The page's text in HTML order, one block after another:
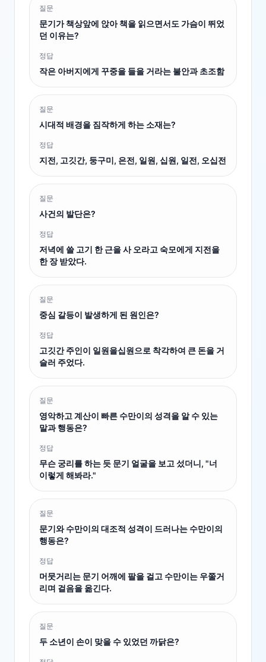
질문
문기가 책상앞에 앉아 책을 읽으면서도 가슴이 뛰었
던 이유는?
정답
작은 아버지에게 꾸중을 들을 거라는 불안과 초조함
질문
시대적 배경을 짐작하게 하는 소재는?
정답
지전, 고깃간, 둥구미, 은전, 일원, 십원, 일전, 오십전
질문
사건의 발단은?
정답
저녁에 쓸 고기 한 근을 사 오라고 숙모에게 지전을
한 장 받았다.
질문
중심 갈등이 발생하게 된 원인은?
정답
고깃간 주인이 일원을십원으로 착각하여 큰 돈을 거
슬러 주었다.
질문
영악하고 계산이 빠른 수만이의 성격을 알 수 있는
말과 행동은?
정답
무슨 궁리를 하는 듯 문기 얼굴을 보고 섰더니, "너
이렇게 해봐라."
질문
문기와 수만이의 대조적 성격이 드러나는 수만이의
행동은?
정답
머뭇거리는 문기 어깨에 팔을 걸고 수만이는 우쭐거
리며 걸음을 옮긴다.
질문
두 소년이 손이 맞을 수 있었던 까닭은?